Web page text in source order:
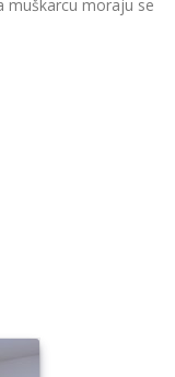
muškarcu moraju se